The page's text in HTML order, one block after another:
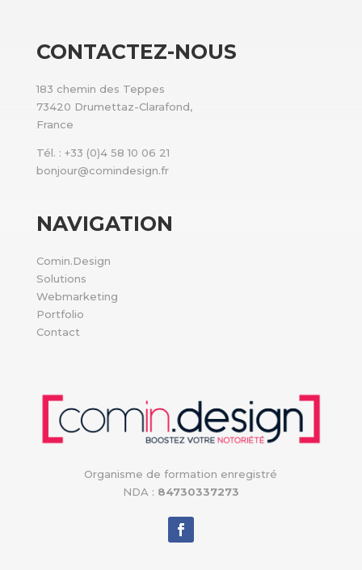
CONTACTEZ-NOUS
183 chemin des Teppes
73420 Drumettaz-Clarafond,
France
Tél. : +33 (0)4 58 10 06 21
bonjour@comindesign.fr
NAVIGATION
Comin.Design
Solutions
Webmarketing
Portfolio
Contact
Organisme de formation enregistré
NDA : 84730337273